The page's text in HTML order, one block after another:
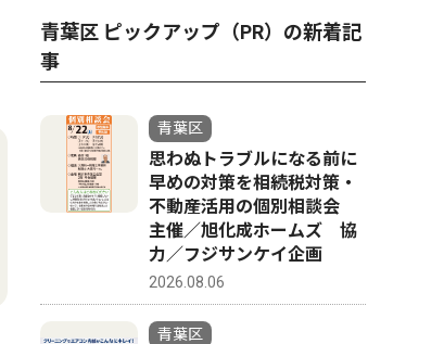
青葉区 ピックアップ（PR）の新着記
事
青葉区
思わぬトラブルになる前に
早めの対策を相続税対策・
不動産活用の個別相談会
主催／旭化成ホームズ 協
力／フジサンケイ企画
2026.08.06
青葉区